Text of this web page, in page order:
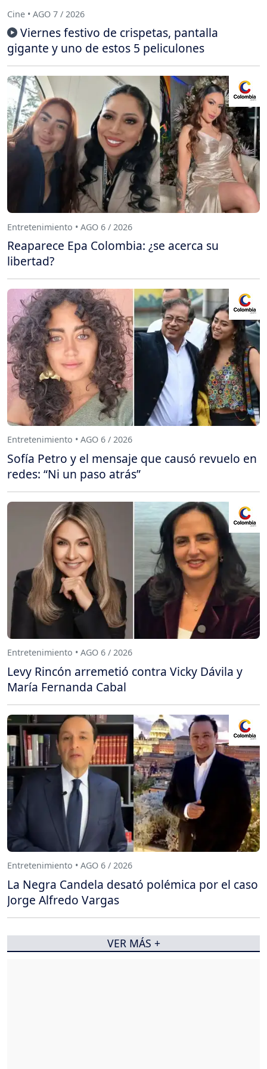
Cine • AGO 7 / 2026
Viernes festivo de crispetas, pantalla
gigante y uno de estos 5 peliculones
Entretenimiento • AGO 6 / 2026
Reaparece Epa Colombia: ¿se acerca su
libertad?
Entretenimiento • AGO 6 / 2026
Sofía Petro y el mensaje que causó revuelo en
redes: “Ni un paso atrás”
Entretenimiento • AGO 6 / 2026
Levy Rincón arremetió contra Vicky Dávila y
María Fernanda Cabal
Entretenimiento • AGO 6 / 2026
La Negra Candela desató polémica por el caso
Jorge Alfredo Vargas
VER MÁS +